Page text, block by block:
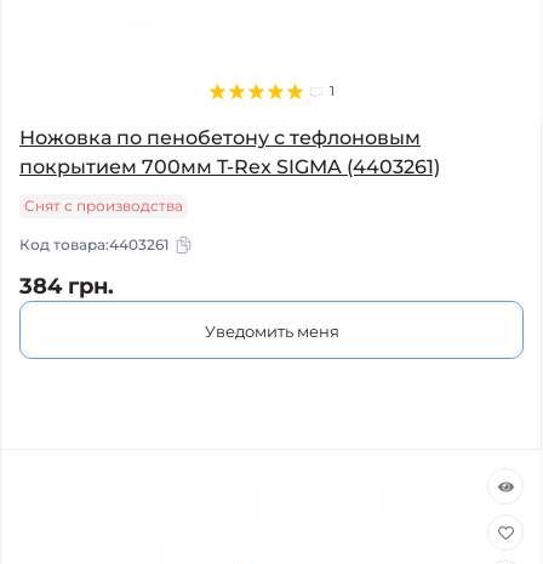
1
Ножовка по пенобетону с тефлоновым
покрытием 700мм T-Rex SIGMA (4403261)
Снят с производства
Код товара:4403261
384 грн.
Уведомить меня